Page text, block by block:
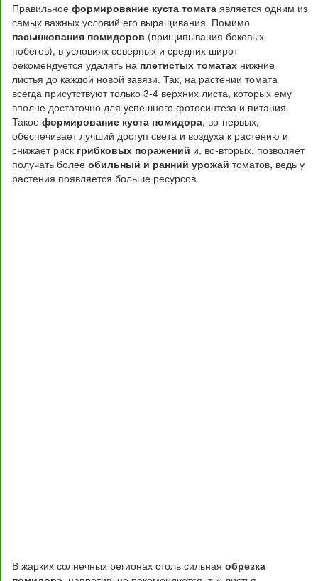
Правильное формирование куста томата является одним из
самых важных условий его выращивания. Помимо
пасынкования помидоров (прищипывания боковых
побегов), в условиях северных и средних широт
рекомендуется удалять на плетистых томатах нижние
листья до каждой новой завязи. Так, на растении томата
всегда присутствуют только 3-4 верхних листа, которых ему
вполне достаточно для успешного фотосинтеза и питания.
Такое формирование куста помидора, во-первых,
обеспечивает лучший доступ света и воздуха к растению и
снижает риск грибковых поражений и, во-вторых, позволяет
получать более обильный и ранний урожай томатов, ведь у
растения появляется больше ресурсов.
В жарких солнечных регионах столь сильная обрезка